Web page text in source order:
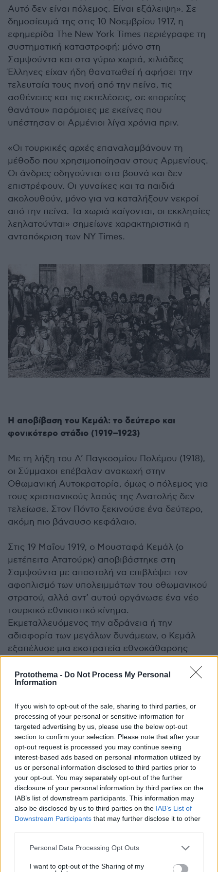
Protothema - Do Not Process My Personal
Information
If you wish to opt-out of the sale, sharing to third parties, or
processing of your personal or sensitive information for
targeted advertising by us, please use the below opt-out
section to confirm your selection. Please note that after your
opt-out request is processed you may continue seeing
interest-based ads based on personal information utilized by
us or personal information disclosed to third parties prior to
your opt-out. You may separately opt-out of the further
disclosure of your personal information by third parties on the
IAB’s list of downstream participants. This information may
also be disclosed by us to third parties on the IAB’s List of
Downstream Participants that may further disclose it to other
Please note that this website/app uses one or more Google
not limited to your visit or usage behaviour. You may click to
Personal Data Processing Opt Outs
I want to opt-out of the Sharing of my
Αυτό δεν είναι πόλεμος. Είναι εξάλειψη». Σε
δημοσίευμά της στις 10 Νοεμβρίου 1917, η
εφημερίδα The New York Times περιέγραφε τη
συστηματική καταστροφή: μόνο στη
Σαμψούντα και στα γύρω χωριά, χιλιάδες
Έλληνες είχαν ήδη θανατωθεί ή αφήσει την
τελευταία τους πνοή από την πείνα, τις
ασθένειες και τις εκτελέσεις, σε «πορείες
θανάτου» παρόμοιες με εκείνες που
υπέστησαν οι Αρμένιοι λίγα χρόνια πριν.
«Οι τουρκικές αρχές επαναλαμβάνουν τη
μέθοδο που χρησιμοποίησαν στους Αρμενίους.
Οι άνδρες οδηγούνται στα βουνά και δεν
επιστρέφουν. Οι γυναίκες και τα παιδιά
ακολουθούν, μόνο για να καταλήξουν νεκροί
από την πείνα. Τα χωριά καίγονται, οι εκκλησίες
λεηλατούνται» σημείωνε χαρακτηριστικά η
ανταπόκριση των NY Times.
Η αποβίβαση του Κεμάλ: το δεύτερο και
φονικότερο στάδιο (1919–1923)
Με τη λήξη του Α’ Παγκοσμίου Πολέμου (1918),
οι Σύμμαχοι επέβαλαν ανακωχή στην
Οθωμανική Αυτοκρατορία, όμως ο πόλεμος για
τους χριστιανικούς λαούς της Ανατολής δεν
τελείωσε. Στον Πόντο ξεκινούσε ένα δεύτερο,
ακόμη πιο βάναυσο κεφάλαιο.
Στις 19 Μαΐου 1919, ο Μουσταφά Κεμάλ (ο
μετέπειτα Ατατούρκ) αποβιβάστηκε στη
Σαμψούντα με αποστολή να επιβλέψει τον
αφοπλισμό των υπολειμμάτων του οθωμανικού
στρατού, αλλά αντ’ αυτού οργάνωσε ένα νέο
τουρκικό εθνικιστικό κίνημα.
Εκμεταλλευόμενος την αδράνεια ή την
αδιαφορία των μεγάλων δυνάμεων, ο Κεμάλ
εξαπέλυσε μια εκστρατεία εθνοκάθαρσης
Γαλλικές εφημερίδες της εποχής περιέγραφαν
που μαινόταν στον Πόντο ακόμη και μετά την
επίσημη λήξη του Μεγάλου Πολέμου.
Ανταποκριτές μιλούσαν για «σιωπηλό
Αρμαγεδδώνα», όμως οι εκκλήσεις τους προς
τη νεοσύστατη Κοινωνία των Εθνών έπεσαν
στο κενό – η διεθνής κοινότητα είτε δίσταζε
είτε προτίμησε να αγνοήσει το έγκλημα, λόγω
των γεωπολιτικών διακυβευμάτων. Οι
παραστρατιωτικές ομάδες των Τούρκων
εθνικιστών, υπό την καθοδήγηση του Κεμάλ,
Μαΐου 1919 ο Κεμάλ ανέθεσε στον διαβόητο
αρχηγό συμμοριών Τοπάλ Οσμάν την αποστολή